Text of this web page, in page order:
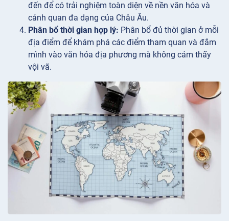
đến để có trải nghiệm toàn diện về nền văn hóa và
cảnh quan đa dạng của Châu Âu.
Phân bổ thời gian hợp lý: Phân bổ đủ thời gian ở mỗi
địa điểm để khám phá các điểm tham quan và đắm
mình vào văn hóa địa phương mà không cảm thấy
vội vã.